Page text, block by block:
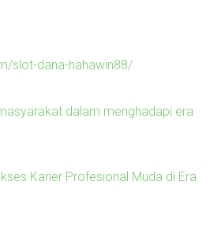
slot-dana-hahawin88/
dalam menghadapi era
Karier Profesional Muda di Era